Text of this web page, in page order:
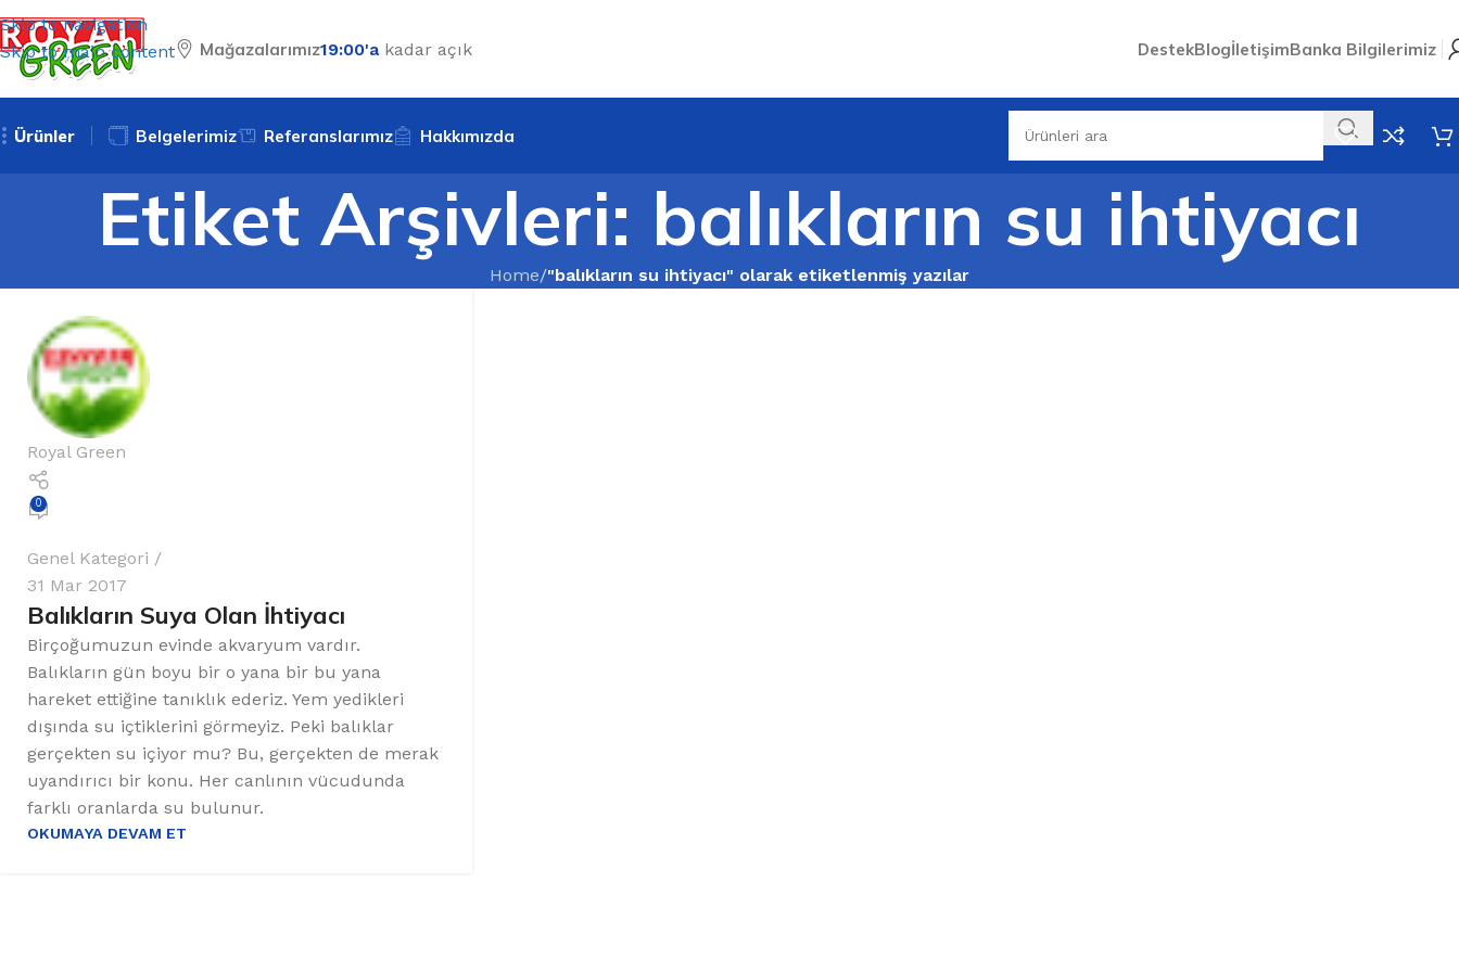
Skip to navigation
Skip to main content
Mağazalarımız19:00'a kadar açık DestekBlogİletişimBanka Bilgilerimiz
Ürünler Belgelerimiz Referanslarımız Hakkımızda
Etiket Arşivleri: balıkların su ihtiyacı
Home/"balıkların su ihtiyacı" olarak etiketlenmiş yazılar
Royal Green
0
Genel Kategori
31 Mar 2017
Balıkların Suya Olan İhtiyacı
Birçoğumuzun evinde akvaryum vardır.
Balıkların gün boyu bir o yana bir bu yana
hareket ettiğine tanıklık ederiz. Yem yedikleri
dışında su içtiklerini görmeyiz. Peki balıklar
gerçekten su içiyor mu? Bu, gerçekten de merak
uyandırıcı bir konu. Her canlının vücudunda
farklı oranlarda su bulunur.
OKUMAYA DEVAM ET